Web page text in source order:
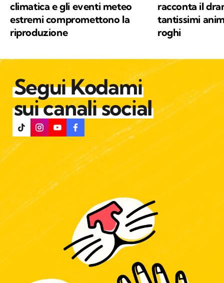
climatica e gli eventi meteo
estremi compromettono la
riproduzione
racconta il
tantissimi
roghi
Segui Kodami
sui canali social